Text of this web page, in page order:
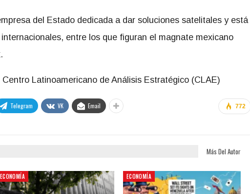
del Estado dedicada a dar soluciones satelitales y está
entre los que figuran el magnate mexicano
Latinoamericano de Análisis Estratégico (CLAE)
772
Telegram VK Email
Más Del Autor
ECONOMÍA ECONOMÍA